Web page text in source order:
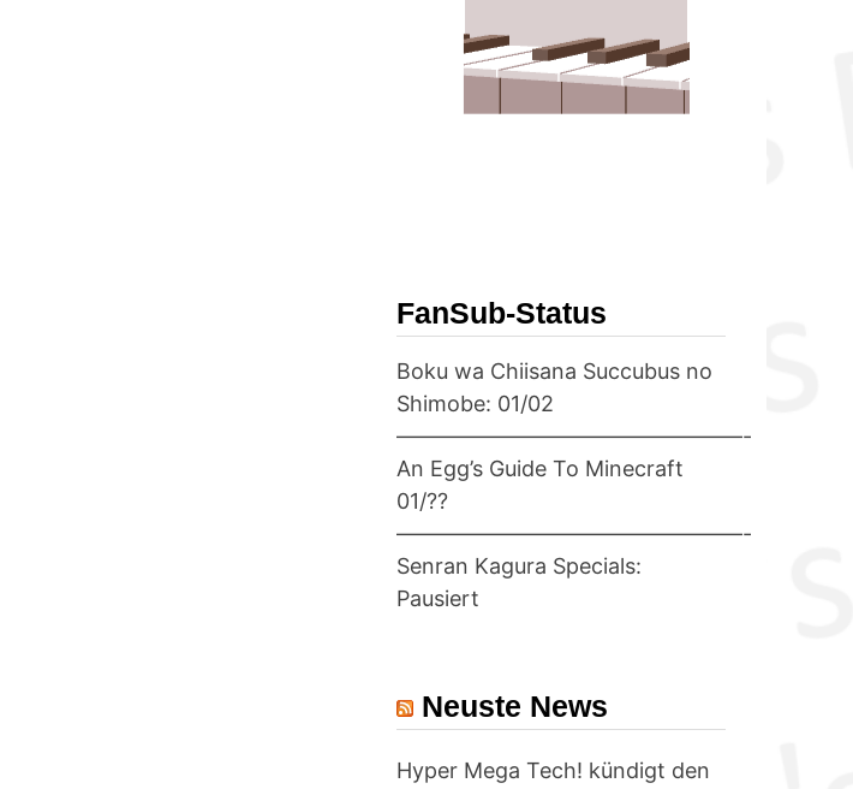
FanSub-Status
Boku wa Chiisana Succubus no
Shimobe: 01/02
————————————————-
An Egg’s Guide To Minecraft
01/??
————————————————-
Senran Kagura Specials:
Pausiert
Neuste News
Hyper Mega Tech! kündigt den